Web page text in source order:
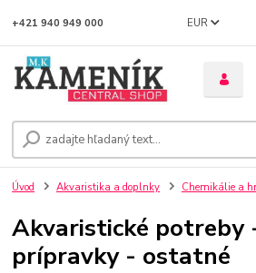
EUR
+421 940 949 000
Úvod Akvaristika a doplnky Chemikálie a
Akvaristické potreby
prípravky - ostatné